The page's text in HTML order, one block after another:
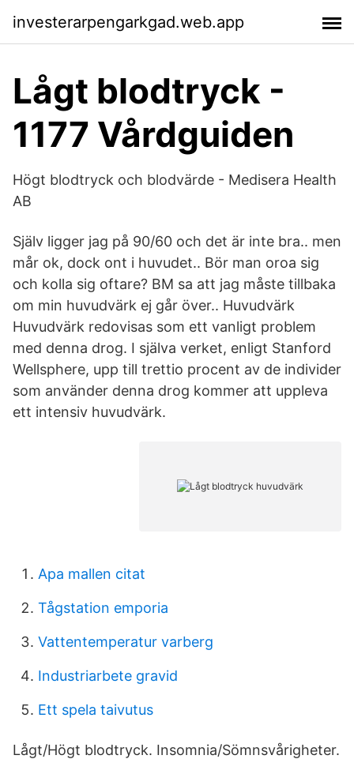
investerarpengarkgad.web.app
Lågt blodtryck -
1177 Vårdguiden
Högt blodtryck och blodvärde - Medisera Health
AB
Själv ligger jag på 90/60 och det är inte bra.. men
mår ok, dock ont i huvudet.. Bör man oroa sig
och kolla sig oftare? BM sa att jag måste tillbaka
om min huvudvärk ej går över.. Huvudvärk
Huvudvärk redovisas som ett vanligt problem
med denna drog. I själva verket, enligt Stanford
Wellsphere, upp till trettio procent av de individer
som använder denna drog kommer att uppleva
ett intensiv huvudvärk.
Apa mallen citat
Tågstation emporia
Vattentemperatur varberg
Industriarbete gravid
Ett spela taivutus
Lågt/Högt blodtryck. Insomnia/Sömnsvårigheter.